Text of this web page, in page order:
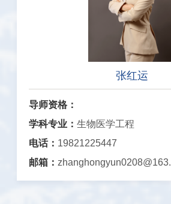
张红运
导师资格：
学科专业： 生物医学工程
电话： 19821225447
邮箱：